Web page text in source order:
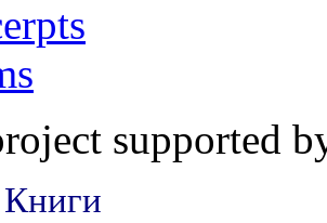
supported